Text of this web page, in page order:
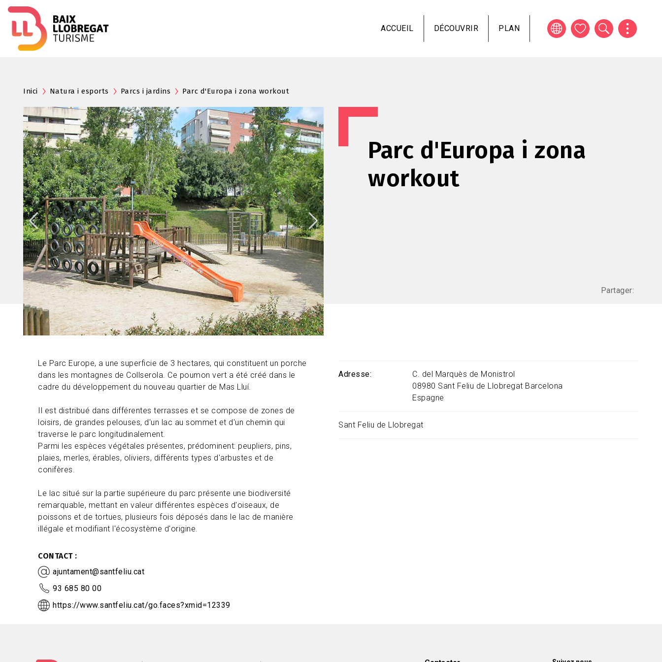
ACCUEIL DÉCOUVRIR PLAN
Inici Natura i esports Parcs i jardins Parc d'Europa i zona workout
Parc d'Europa i zona
workout
Partager:
Le Parc Europe, a une superficie de 3 hectares, qui constituent un porche
dans les montagnes de Collserola. Ce poumon vert a été créé dans le
cadre du développement du nouveau quartier de Mas Lluí.
Il est distribué dans différentes terrasses et se compose de zones de
loisirs, de grandes pelouses, d'un lac au sommet et d'un chemin qui
traverse le parc longitudinalement.
Parmi les espèces végétales présentes, prédominent: peupliers, pins,
plaies, merles, érables, oliviers, différents types d'arbustes et de
conifères.
Le lac situé sur la partie supérieure du parc présente une biodiversité
remarquable, mettant en valeur différentes espèces d'oiseaux, de
poissons et de tortues, plusieurs fois déposés dans le lac de manière
illégale et modifiant l'écosystème d'origine.
CONTACT
ajuntament@santfeliu.cat
93 685 80 00
https://www.santfeliu.cat/go.faces?xmid=12339
Adresse
C. del Marquès de Monistrol
08980 Sant Feliu de Llobregat Barcelona
Espagne
Sant Feliu de Llobregat